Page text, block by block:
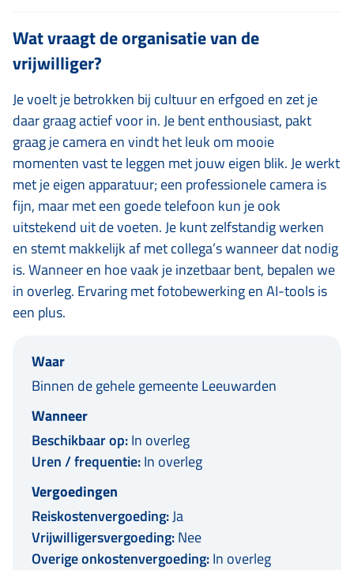
Wat vraagt de organisatie van de
vrijwilliger?
Je voelt je betrokken bij cultuur en erfgoed en zet je
daar graag actief voor in. Je bent enthousiast, pakt
graag je camera en vindt het leuk om mooie
momenten vast te leggen met jouw eigen blik. Je werkt
met je eigen apparatuur; een professionele camera is
fijn, maar met een goede telefoon kun je ook
uitstekend uit de voeten. Je kunt zelfstandig werken
en stemt makkelijk af met collega’s wanneer dat nodig
is. Wanneer en hoe vaak je inzetbaar bent, bepalen we
in overleg. Ervaring met fotobewerking en AI-tools is
een plus.
Waar
Binnen de gehele gemeente Leeuwarden
Wanneer
Beschikbaar op:In overleg
Uren / frequentie:In overleg
Vergoedingen
Reiskostenvergoeding:Ja
Vrijwilligersvergoeding:Nee
Overige onkostenvergoeding:In overleg